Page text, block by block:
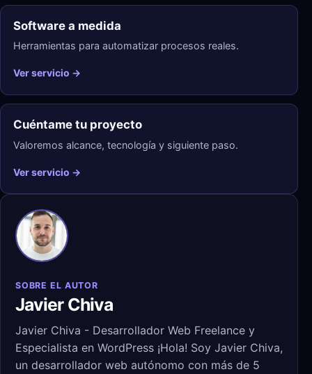
Software a medida
Herramientas para automatizar procesos reales.
Ver servicio →
Cuéntame tu proyecto
Valoremos alcance, tecnología y siguiente paso.
Ver servicio →
SOBRE EL AUTOR
Javier Chiva
Javier Chiva - Desarrollador Web Freelance y
Especialista en WordPress ¡Hola! Soy Javier Chiva,
un desarrollador web autónomo con más de 5